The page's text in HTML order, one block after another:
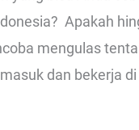
Apakah
mengulas
dan bekerja